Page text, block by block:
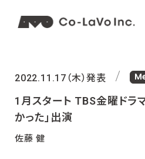
2022.11.17（木）発表
1月スタート TBS金曜ドラ
かった」出演
佐藤 健